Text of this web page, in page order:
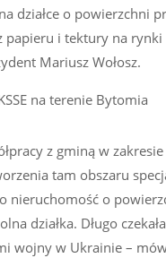
działce o powierzchni
i tektury na
Mariusz Wołosz.
z gminą w
tam obszaru
nieruchomość o
działka. Długo
w Ukrainie – mówi